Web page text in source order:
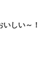
しい～！